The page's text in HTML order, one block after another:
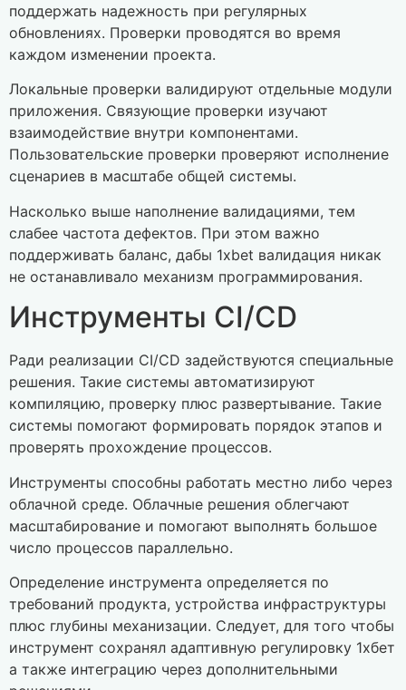
поддержать надежность при регулярных
обновлениях. Проверки проводятся во время
каждом изменении проекта.
Локальные проверки валидируют отдельные модули
приложения. Связующие проверки изучают
взаимодействие внутри компонентами.
Пользовательские проверки проверяют исполнение
сценариев в масштабе общей системы.
Насколько выше наполнение валидациями, тем
слабее частота дефектов. При этом важно
поддерживать баланс, дабы 1xbet валидация никак
не останавливало механизм программирования.
Инструменты CI/CD
Ради реализации CI/CD задействуются специальные
решения. Такие системы автоматизируют
компиляцию, проверку плюс развертывание. Такие
системы помогают формировать порядок этапов и
проверять прохождение процессов.
Инструменты способны работать местно либо через
облачной среде. Облачные решения облегчают
масштабирование и помогают выполнять большое
число процессов параллельно.
Определение инструмента определяется по
требований продукта, устройства инфраструктуры
плюс глубины механизации. Следует, для того чтобы
инструмент сохранял адаптивную регулировку 1хбет
а также интеграцию через дополнительными